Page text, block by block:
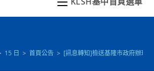
15 日 > 首頁公告 > [訊息轉知]檢送基隆市政府辦理